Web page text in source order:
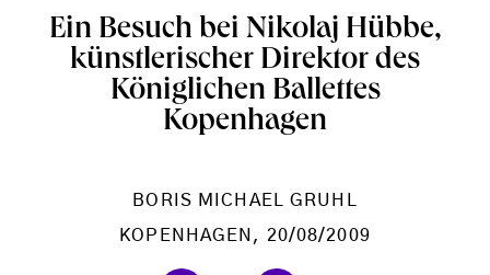
Ein Besuch bei Nikolaj Hübbe,
künstlerischer Direktor des
Königlichen Ballettes
Kopenhagen
BORIS MICHAEL GRUHL
KOPENHAGEN , 20/08/2009